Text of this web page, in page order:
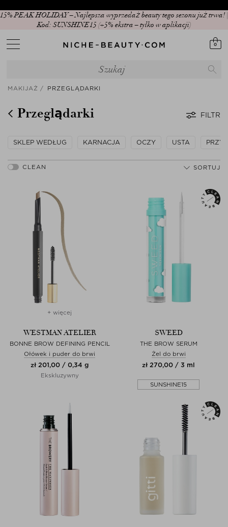
15% PEAK HOLIDAY – Najlepsza wyprzedaż beauty tego sezonu już trwa! |
Kod: SUNSHINE15 (+5% ekstra – tylko w aplikacji)
0
MAKIJAŻ PRZEGLĄDARKI
Przeglądarki FILTR
SKLEP WEDŁUG KARNACJA OCZY USTA
SORTUJ
+ więcej
WESTMAN ATELIER
BONNE BROW DEFINING PENCIL
Ołówek i puder do brwi
zł 201,00 / 0,34 g
Ekskluzywny
SWEED
THE BROW SERUM
Żel do brwi
zł 270,00 / 3 ml
SUNSHINE15